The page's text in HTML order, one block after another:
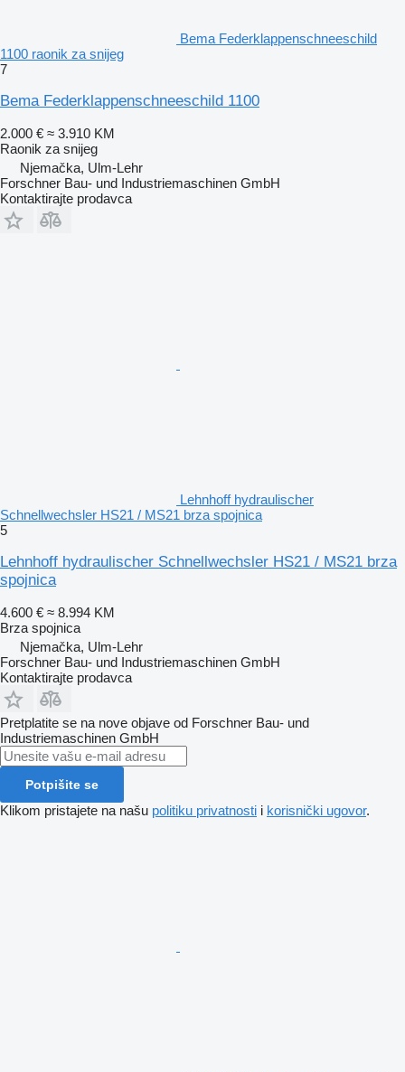
Bema Federklappenschneeschild
1100 raonik za snijeg
7
Bema Federklappenschneeschild 1100
2.000 € ≈ 3.910 KM
Raonik za snijeg
Njemačka, Ulm-Lehr
Forschner Bau- und Industriemaschinen GmbH
Kontaktirajte prodavca
Lehnhoff hydraulischer
Schnellwechsler HS21 / MS21 brza spojnica
5
Lehnhoff hydraulischer Schnellwechsler HS21 / MS21 brza
spojnica
4.600 € ≈ 8.994 KM
Brza spojnica
Njemačka, Ulm-Lehr
Forschner Bau- und Industriemaschinen GmbH
Kontaktirajte prodavca
Pretplatite se na nove objave od Forschner Bau- und
Industriemaschinen GmbH
Potpišite se
Klikom pristajete na našu politiku privatnosti i korisnički ugovor.